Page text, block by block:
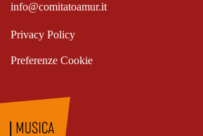
info@comitatoamur.it
Privacy Policy
Preferenze Cookie